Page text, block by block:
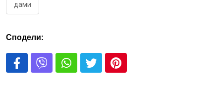
дами
Сподели: